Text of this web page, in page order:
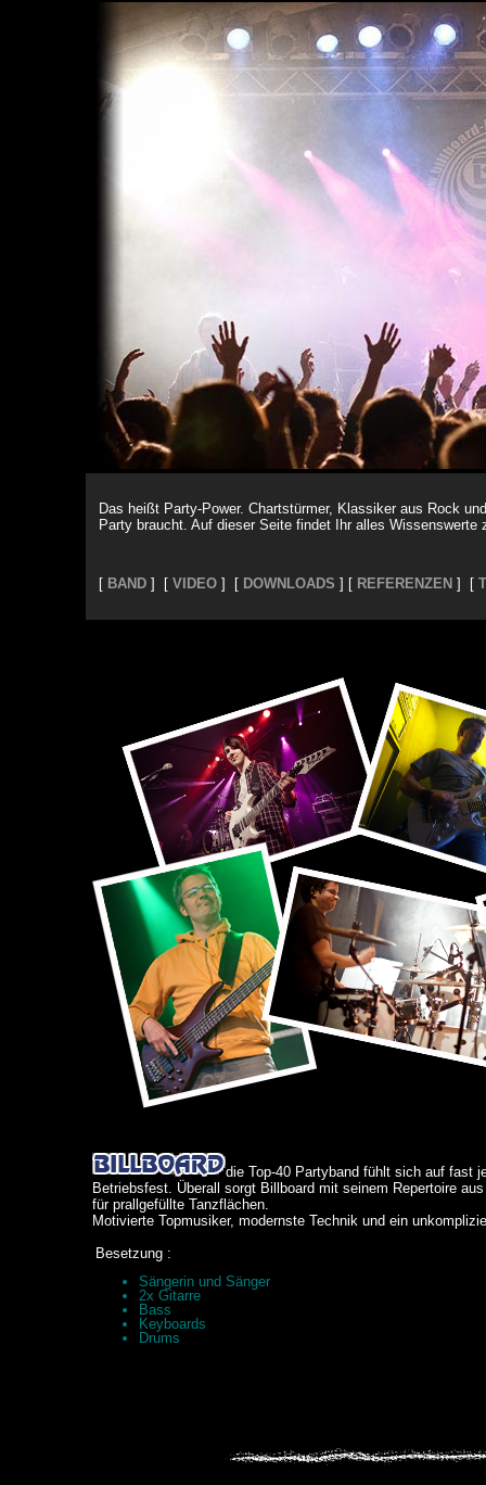
Das heißt Party-Power. Chartstürmer, Klassiker aus Rock
Party braucht. Auf dieser Seite findet Ihr alles Wissenswerte
[ BAND ] [ VIDEO ] [ DOWNLOADS ] [ REFERENZEN ] [
die Top-40 Partyband fühlt sich auf fast
Betriebsfest. Überall sorgt Billboard mit seinem Repertoire
für prallgefüllte Tanzflächen.
Motivierte Topmusiker, modernste Technik und ein
Besetzung :
Sängerin und Sänger
2x Gitarre
Bass
Keyboards
Drums